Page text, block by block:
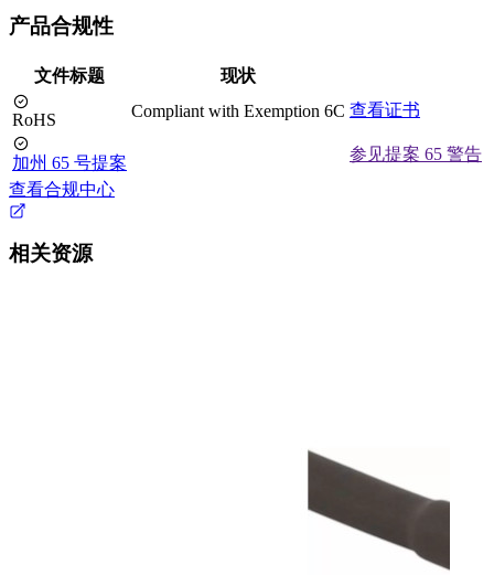
产品合规性
文件标题 现状
RoHS Compliant with Exemption 6C 查看证书
加州 65 号提案
参见提案 65 警告
查看合规中心
相关资源